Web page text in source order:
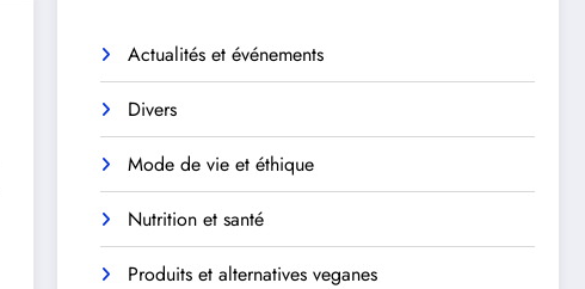
Actualités et événements
Divers
Mode de vie et éthique
Nutrition et santé
Produits et alternatives veganes